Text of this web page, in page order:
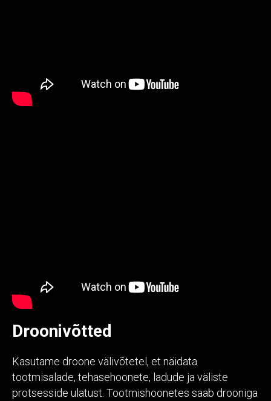
Droonivõtted
Kasutame droone välivõtetel, et näidata
tootmisalade, tehasehoonete, ladude ja väliste
protsesside ulatust. Tootmishoonetes saab drooniga